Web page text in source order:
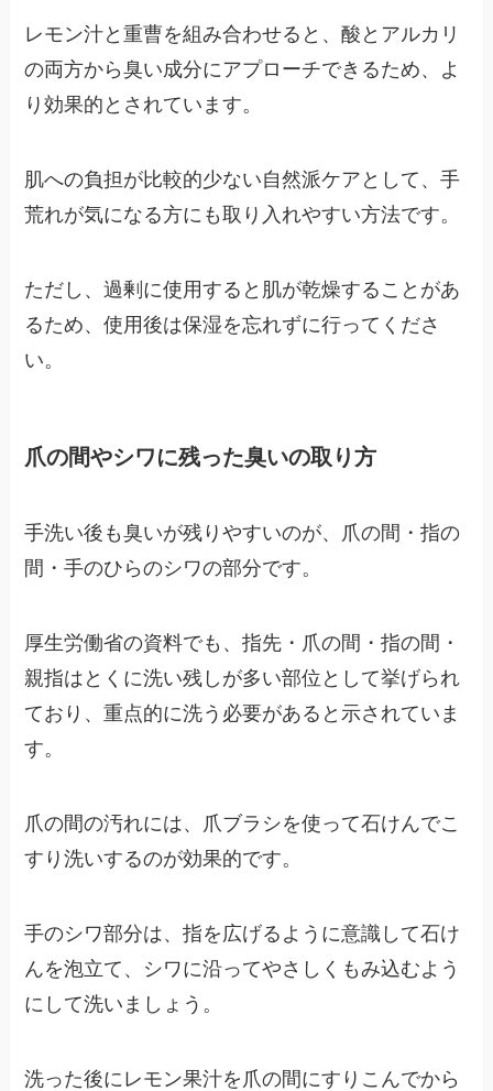
レモン汁と重曹を組み合わせると、酸とアルカリ
の両方から臭い成分にアプローチできるため、よ
り効果的とされています。
肌への負担が比較的少ない自然派ケアとして、手
荒れが気になる方にも取り入れやすい方法です。
ただし、過剰に使用すると肌が乾燥することがあ
るため、使用後は保湿を忘れずに行ってくださ
い。
爪の間やシワに残った臭いの取り方
手洗い後も臭いが残りやすいのが、爪の間・指の
間・手のひらのシワの部分です。
厚生労働省の資料でも、指先・爪の間・指の間・
親指はとくに洗い残しが多い部位として挙げられ
ており、重点的に洗う必要があると示されていま
す。
爪の間の汚れには、爪ブラシを使って石けんでこ
すり洗いするのが効果的です。
手のシワ部分は、指を広げるように意識して石け
んを泡立て、シワに沿ってやさしくもみ込むよう
にして洗いましょう。
洗った後にレモン果汁を爪の間にすりこんでから